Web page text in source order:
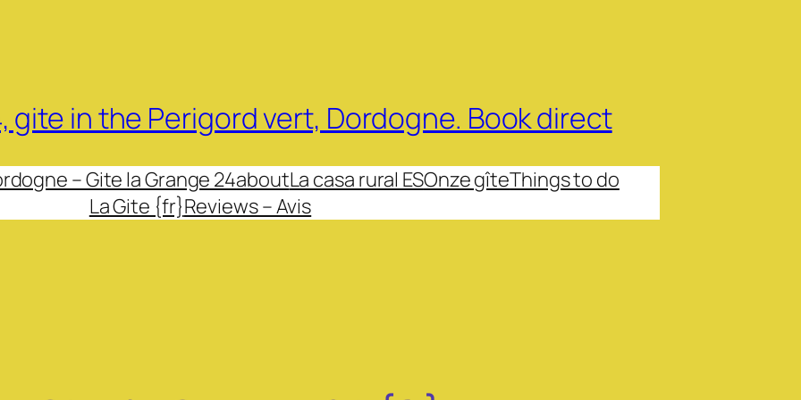
gite in the Perigord vert, Dordogne. Book direct
– Gite la Grange 24aboutLa casa rural ESOnze gîteThings to do
La Gite {fr}Reviews – Avis